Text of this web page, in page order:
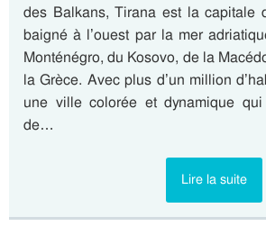
des Balkans, Tirana est la capitale
baigné à l’ouest par la mer
Monténégro, du Kosovo, de la
la Grèce. Avec plus d’un million
une ville colorée et dynamique
de…
Lire la suite